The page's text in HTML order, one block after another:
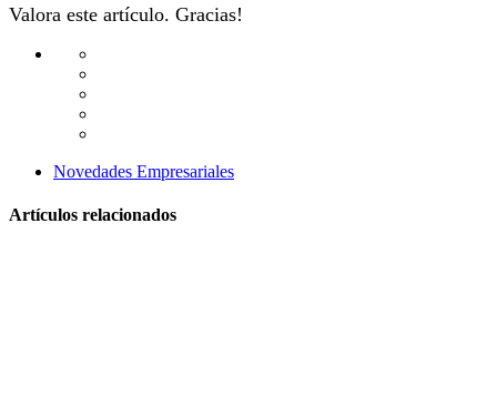
Valora este artículo. Gracias!
Novedades Empresariales
Artículos relacionados